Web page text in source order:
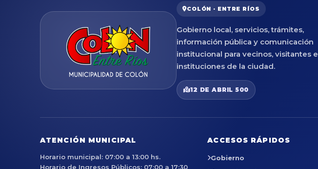
COLÓN · ENTRE RÍOS
Gobierno local, servicios, trámites,
información pública y comunicación
institucional para vecinos, visitantes e
instituciones de la ciudad.
12 DE ABRIL 500
ATENCIÓN MUNICIPAL
Horario municipal: 07:00 a 13:00 hs.
Horario de Ingresos Públicos: 07:00 a 17:30
ACCESOS RÁPIDOS
Gobierno